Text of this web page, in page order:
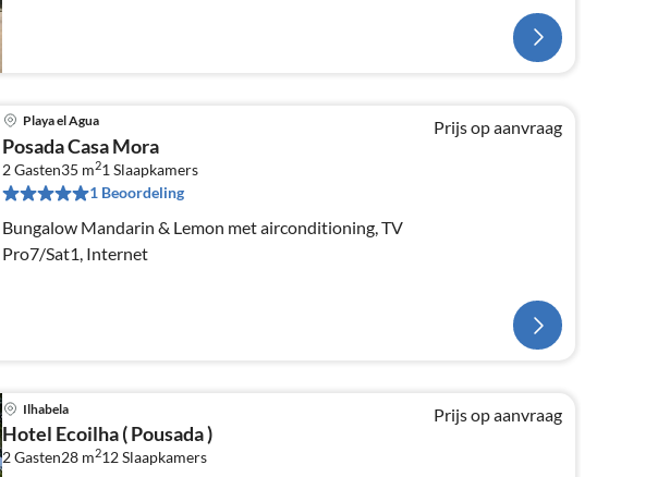
Playa el Agua
Posada Casa Mora
2 Gasten35 m21 Slaapkamers
1 Beoordeling
Bungalow Mandarin & Lemon met airconditioning, TV
Pro7/Sat1, Internet
Prijs op aanvraag
Ilhabela
Hotel Ecoilha ( Pousada )
2 Gasten28 m212Slaapkamers
Prijs op aanvraag